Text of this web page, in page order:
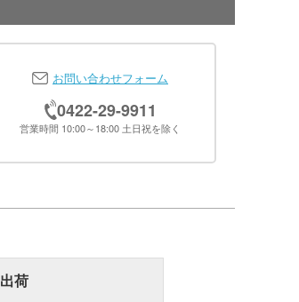
お問い合わせフォーム
0422-29-9911
営業時間 10:00～18:00 土日祝を除く
出荷